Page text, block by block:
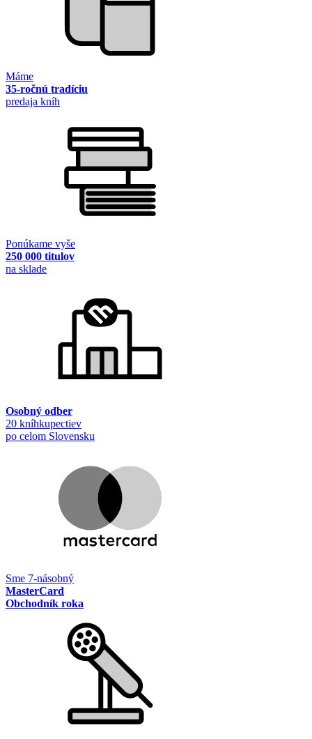
Máme
35-ročnú tradíciu
predaja kníh
Ponúkame vyše
250 000 titulov
na sklade
Osobný odber
20 kníhkupectiev
po celom Slovensku
Sme 7-násobný
MasterCard
Obchodník roka